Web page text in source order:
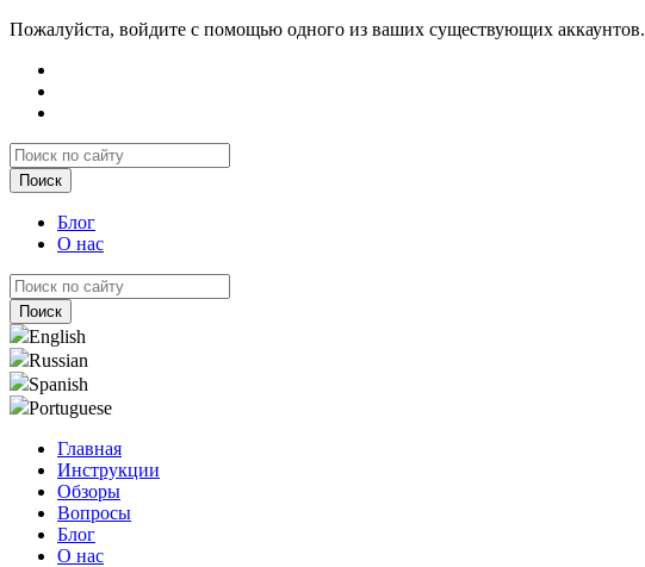
Пожалуйста, войдите с помощью одного из ваших существующих аккаунтов.
Блог
О нас
English
Russian
Spanish
Portuguese
Главная
Инструкции
Обзоры
Вопросы
Блог
О нас